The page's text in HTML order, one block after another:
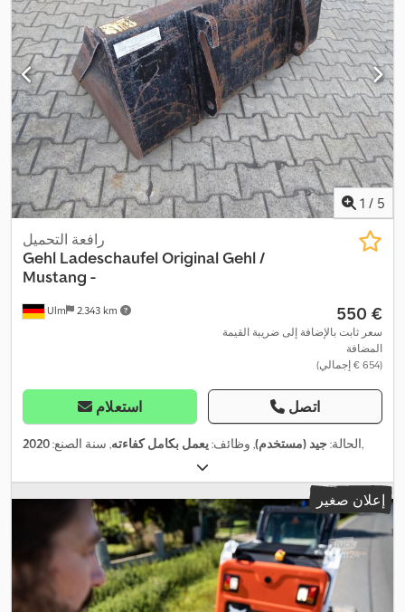
1 / 5
Ulm 2.343 km
رافعة التحميل
Gehl Ladeschaufel Original Gehl /
Mustang -
‏550 €
سعر ثابت بالإضافة إلى ضريبة القيمة
المضافة
(‏654 € إجمالي)
استعلام اتصل
الحالة:جيد (مستخدم), وظائف:يعمل بكامل كفاءته, سنة الصنع:2020 ,
إعلان صغير